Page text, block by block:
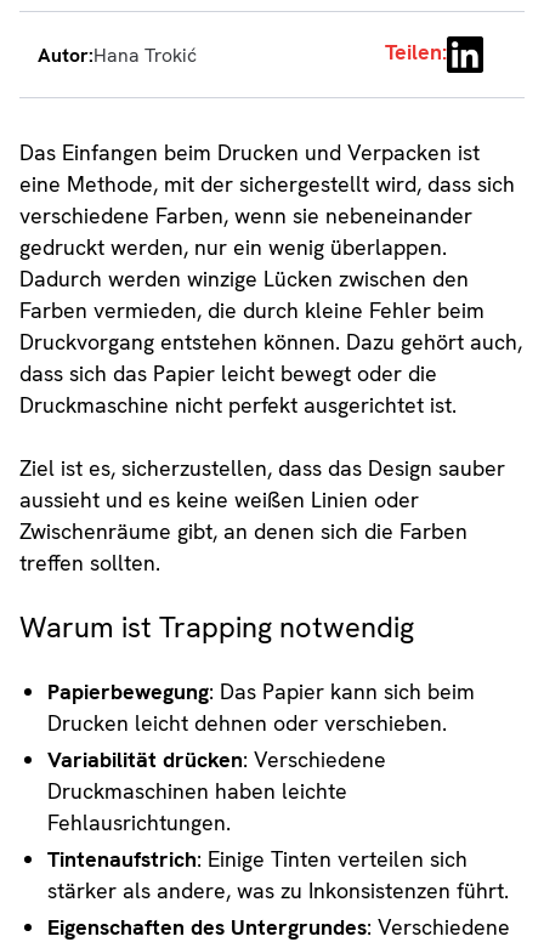
Autor:Hana Trokić Teilen:
Das Einfangen beim Drucken und Verpacken ist
eine Methode, mit der sichergestellt wird, dass sich
verschiedene Farben, wenn sie nebeneinander
gedruckt werden, nur ein wenig überlappen.
Dadurch werden winzige Lücken zwischen den
Farben vermieden, die durch kleine Fehler beim
Druckvorgang entstehen können. Dazu gehört auch,
dass sich das Papier leicht bewegt oder die
Druckmaschine nicht perfekt ausgerichtet ist.
Ziel ist es, sicherzustellen, dass das Design sauber
aussieht und es keine weißen Linien oder
Zwischenräume gibt, an denen sich die Farben
treffen sollten.
Warum ist Trapping notwendig
Papierbewegung: Das Papier kann sich beim
Drucken leicht dehnen oder verschieben.
Variabilität drücken: Verschiedene
Druckmaschinen haben leichte
Fehlausrichtungen.
Tintenaufstrich: Einige Tinten verteilen sich
stärker als andere, was zu Inkonsistenzen führt.
Eigenschaften des Untergrundes: Verschiedene